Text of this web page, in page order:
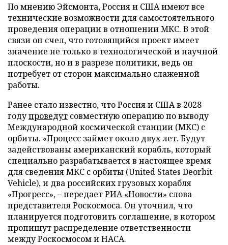
По мнению Эйсмонта, Россия и США имеют все
технические возможности для самостоятельного
проведения операции в отношении МКС. В этой
связи он счел, что готовящийся проект имеет
значение не только в технологической и научной
плоскости, но и в разрезе политики, ведь он
потребует от сторон максимально слаженной
работы.
Ранее стало известно, что Россия и США в 2028
годупроведут совместную операцию по выводу
Международной космической станции (МКС) с
орбиты. «Процесс займет около двух лет. Будут
задействованы американский корабль, который
специально разрабатывается в настоящее время
для сведения МКС с орбиты (United States Deorbit
Vehicle), и два российских грузовых корабля
«Прогресс», – передаетРИА «Новости» слова
представителя Роскосмоса. Он уточнил, что
планируется подготовить соглашение, в котором
пропишут распределение ответственности
между Роскосмосом и НАСА.